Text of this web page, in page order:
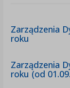
Zarządzenia
roku
Zarządzenia
roku (od